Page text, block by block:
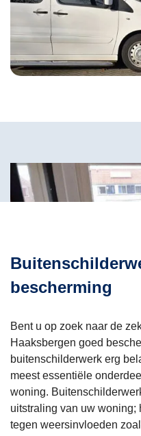
bescherming
Bent u op zoek naar de
Haaksbergen goed
buitenschilderwerk erg
meest essentiële
woning.
uitstraling van uw woning;
tegen weersinvloeden